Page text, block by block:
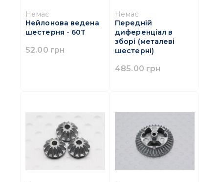
Немає
Нейлонова ведена
шестерня - 60T
52.00 грн
Немає
Передній
диференціал в
зборі (металеві
шестерні)
485.00 грн